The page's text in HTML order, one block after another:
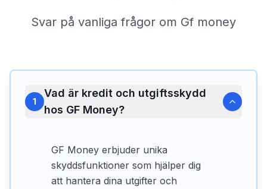
Svar på vanliga frågor om Gf money
1
Vad är kredit och utgiftsskydd
hos GF Money?
GF Money erbjuder unika
skyddsfunktioner som hjälper dig
att hantera dina utgifter och